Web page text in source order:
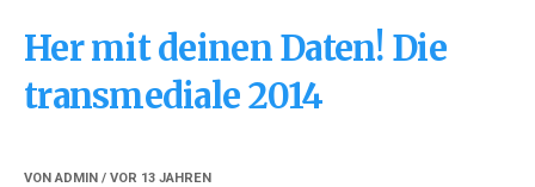
Her mit deinen Daten! Die
transmediale 2014
VONADMIN / VOR 13 JAHREN